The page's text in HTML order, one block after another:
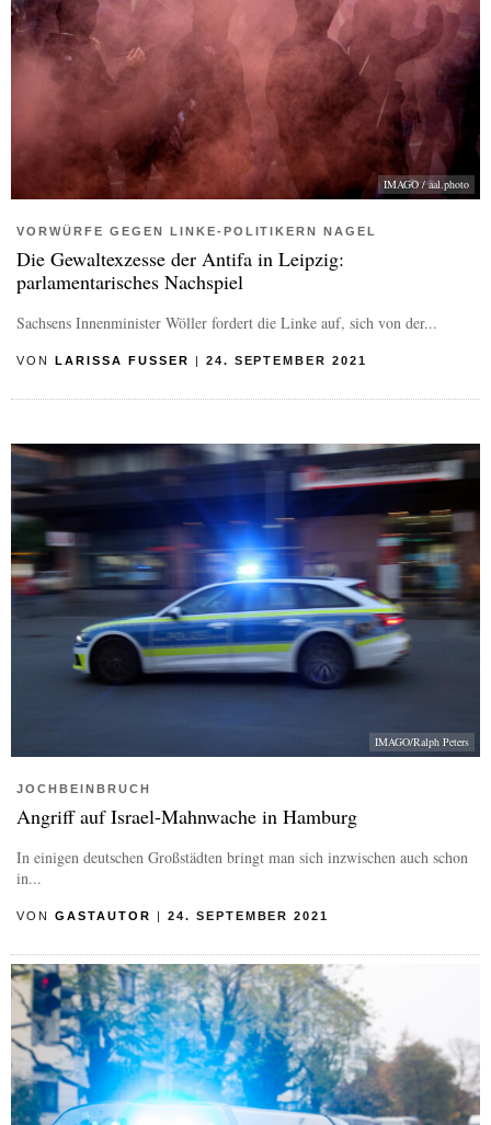
IMAGO / aal.photo
VORWÜRFE GEGEN LINKE-POLITIKERN NAGEL
Die Gewaltexzesse der Antifa in Leipzig:
parlamentarisches Nachspiel
Sachsens Innenminister Wöller fordert die Linke auf, sich von der...
VON LARISSA FUSSER 24. SEPTEMBER 2021
IMAGO/Ralph Peters
JOCHBEINBRUCH
Angriff auf Israel-Mahnwache in Hamburg
In einigen deutschen Großstädten bringt man sich inzwischen auch schon
in...
VON GASTAUTOR | 24. SEPTEMBER 2021